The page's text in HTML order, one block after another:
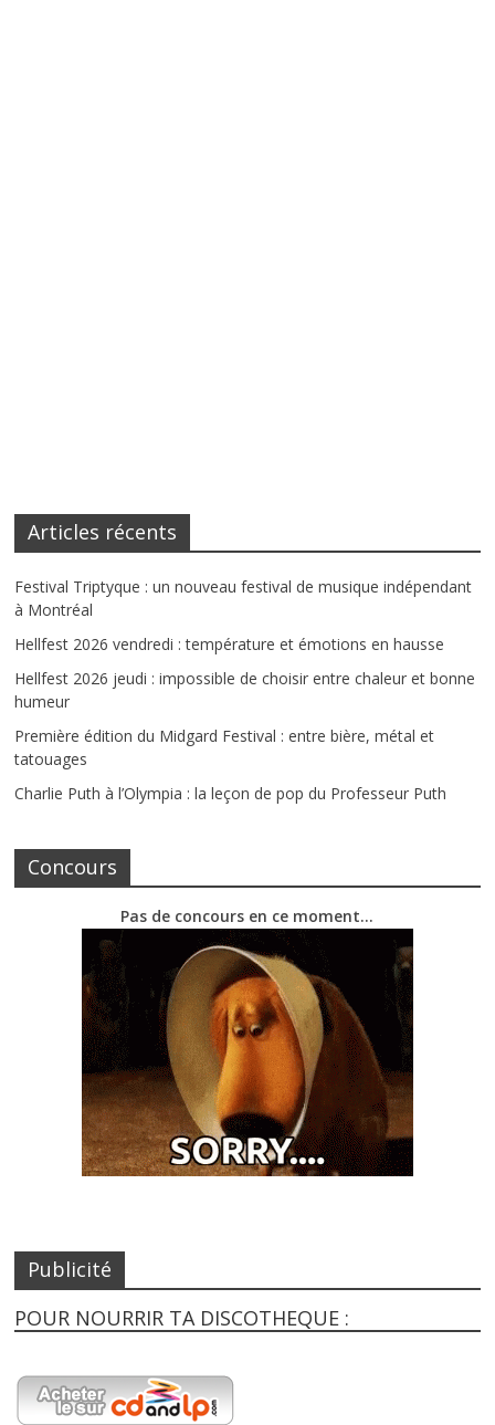
Articles récents
Festival Triptyque : un nouveau festival de musique indépendant
à Montréal
Hellfest 2026 vendredi : température et émotions en hausse
Hellfest 2026 jeudi : impossible de choisir entre chaleur et bonne
humeur
Première édition du Midgard Festival : entre bière, métal et
tatouages
Charlie Puth à l’Olympia : la leçon de pop du Professeur Puth
Concours
Pas de concours en ce moment…
Publicité
POUR NOURRIR TA DISCOTHEQUE :